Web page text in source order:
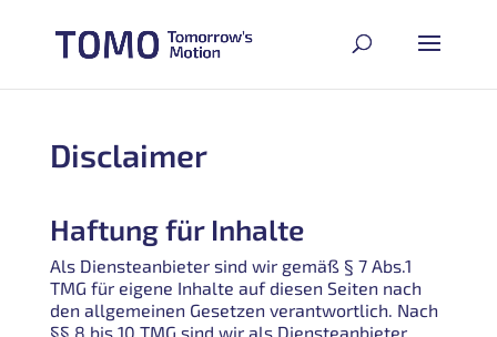
Disclaimer
Haftung für Inhalte
Als Diensteanbieter sind wir gemäß § 7 Abs.1
TMG für eigene Inhalte auf diesen Seiten nach
den allgemeinen Gesetzen verantwortlich. Nach
§§ 8 bis 10 TMG sind wir als Diensteanbieter